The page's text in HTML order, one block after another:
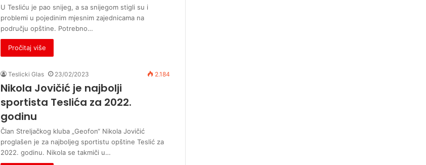
U Tesliću je pao snijeg, a sa snijegom stigli su i
problemi u pojedinim mjesnim zajednicama na
području opštine. Potrebno…
Pročitaj više
Teslicki Glas 23/02/2023 2.184
Nikola Jovičić je najbolji
sportista Teslića za 2022.
godinu
Član Streljačkog kluba „Geofon“ Nikola Jovičić
proglašen je za najboljeg sportistu opštine Teslić za
2022. godinu. Nikola se takmiči u…